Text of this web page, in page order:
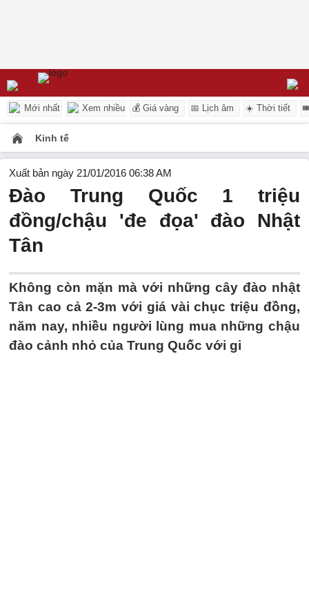
Mới nhất Xem nhiều 💰 Giá vàng 📅 Lịch âm ☀️ Thời tiết
Kinh tế
Xuất bản ngày 21/01/2016 06:38 AM
Đào Trung Quốc 1 triệu
đồng/chậu 'đe đọa' đào Nhật
Tân
Không còn mặn mà với những cây đào nhật
Tân cao cả 2-3m với giá vài chục triệu đồng,
năm nay, nhiều người lùng mua những chậu
đào cảnh nhỏ của Trung Quốc với gi